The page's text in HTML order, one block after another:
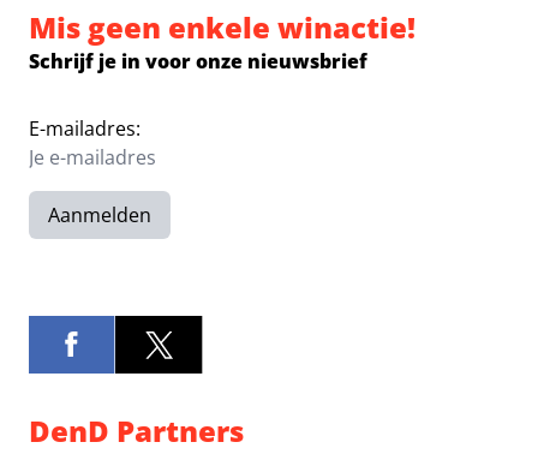
Mis geen enkele winactie!
Schrijf je in voor onze nieuwsbrief
E-mailadres:
Aanmelden
DenD Partners